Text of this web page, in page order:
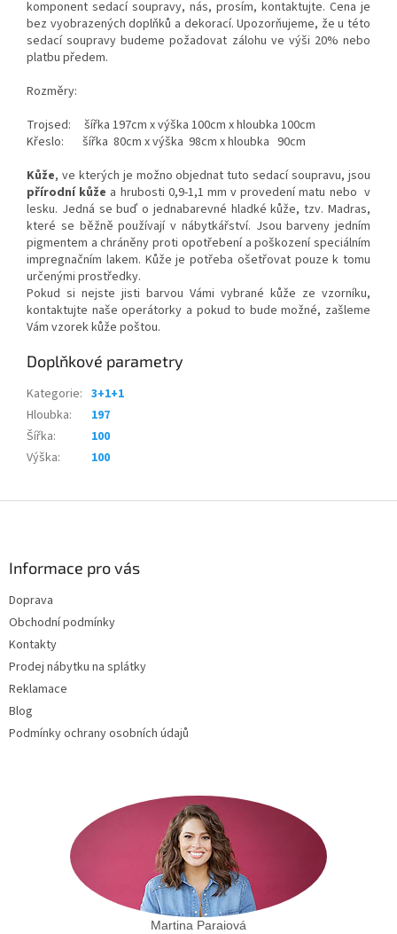
komponent sedací soupravy, nás, prosím, kontaktujte. Cena je
bez vyobrazených doplňků a dekorací. Upozorňujeme, že u této
sedací soupravy budeme požadovat zálohu ve výši 20% nebo
platbu předem.
Rozměry:
Trojsed: šířka 197cm x výška 100cm x hloubka 100cm
Křeslo: šířka 80cm x výška 98cm x hloubka 90cm
Kůže, ve kterých je možno objednat tuto sedací soupravu, jsou
přírodní kůže a hrubosti 0,9-1,1 mm v provedení matu nebo v
lesku. Jedná se buď o jednabarevné hladké kůže, tzv. Madras,
které se běžně používají v nábytkářství. Jsou barveny jedním
pigmentem a chráněny proti opotřebení a poškození speciálním
impregnačním lakem. Kůže je potřeba ošetřovat pouze k tomu
určenými prostředky.
Pokud si nejste jisti barvou Vámi vybrané kůže ze vzorníku,
kontaktujte naše operátorky a pokud to bude možné, zašleme
Vám vzorek kůže poštou.
Doplňkové parametry
Kategorie: 3+1+1
Hloubka:
197
Šířka:
100
Výška: 100
Informace pro vás
Doprava
Obchodní podmínky
Kontakty
Prodej nábytku na splátky
Reklamace
Blog
Podmínky ochrany osobních údajů
Martina Paraiová